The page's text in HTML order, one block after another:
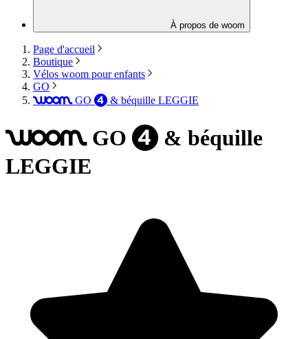
À propos de woom
Page d'accueil
Boutique
Vélos woom pour enfants
GO
woom GO 4 & béquille LEGGIE
woom GO 4 & béquille
LEGGIE